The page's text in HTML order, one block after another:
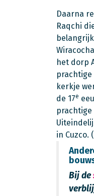
Daarna
Raqchi
het dorp
kerkje
de 17e
in Cuzco.
Bij de